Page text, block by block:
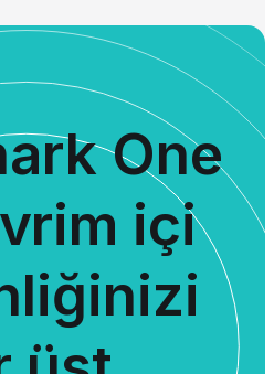
One
içi